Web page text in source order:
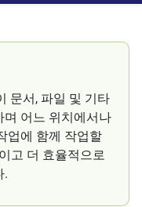
문서, 파일 및 기타
며 어느 위치에서나
업에 함께 작업할
고 더 효율적으로
.